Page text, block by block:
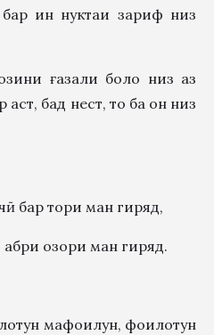
бар ин нуктаи зариф низ
ғазали боло низ аз
аст, бад нест, то ба он низ
бар тори ман гиряд,
озори ман гиряд.
мафоилун, фоилотун